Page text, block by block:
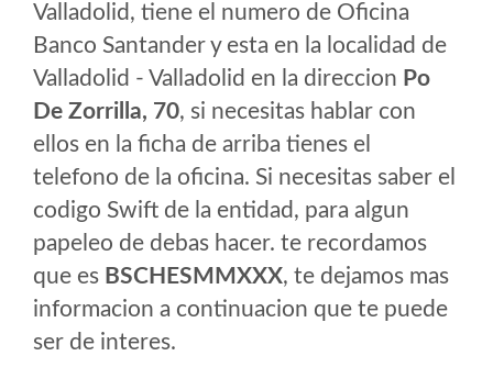
Valladolid, tiene el numero de Oficina
Banco Santander y esta en la localidad de
Valladolid - Valladolid en la direccion Po
De Zorrilla, 70, si necesitas hablar con
ellos en la ficha de arriba tienes el
telefono de la oficina. Si necesitas saber el
codigo Swift de la entidad, para algun
papeleo de debas hacer. te recordamos
que es BSCHESMMXXX, te dejamos mas
informacion a continuacion que te puede
ser de interes.